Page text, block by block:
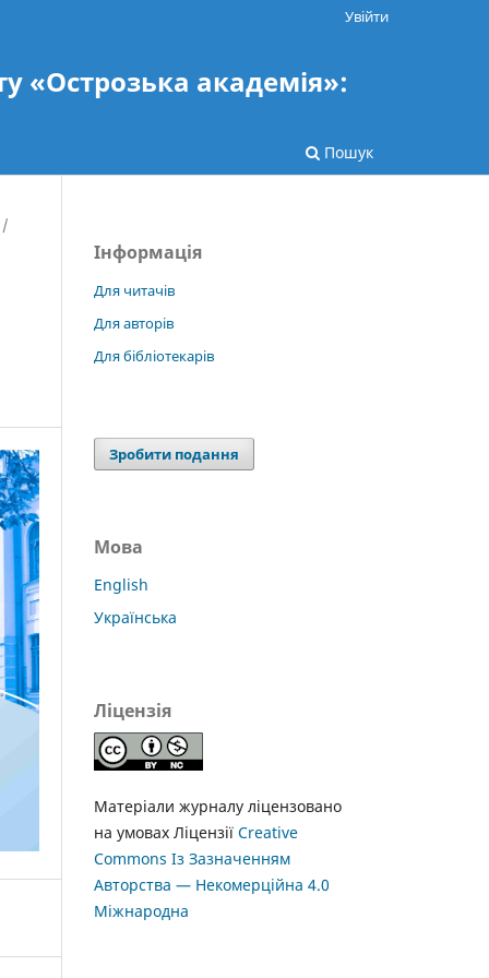
«Острозька академія»:
Пошук
Увійти
/
Інформація
Для читачів
Для авторів
Для бібліотекарів
Зробити подання
Мова
English
Українська
Ліцензія
Матеріали журналу ліцензовано
на умовах Ліцензії Creative
Commons Із Зазначенням
Авторства — Некомерційна 4.0
Міжнародна